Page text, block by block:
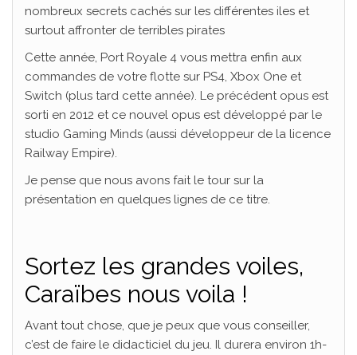
nombreux secrets cachés sur les différentes iles et
surtout affronter de terribles pirates
Cette année, Port Royale 4 vous mettra enfin aux
commandes de votre flotte sur PS4, Xbox One et
Switch (plus tard cette année). Le précédent opus est
sorti en 2012 et ce nouvel opus est développé par le
studio Gaming Minds (aussi développeur de la licence
Railway Empire).
Je pense que nous avons fait le tour sur la
présentation en quelques lignes de ce titre.
Sortez les grandes voiles,
Caraïbes nous voila !
Avant tout chose, que je peux que vous conseiller,
c’est de faire le didacticiel du jeu. Il durera environ 1h-